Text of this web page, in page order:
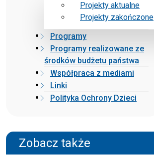
Projekty aktualne
Projekty zakończone
Programy
Programy realizowane ze
środków budżetu państwa
Współpraca z mediami
Linki
Polityka Ochrony Dzieci
Zobacz także